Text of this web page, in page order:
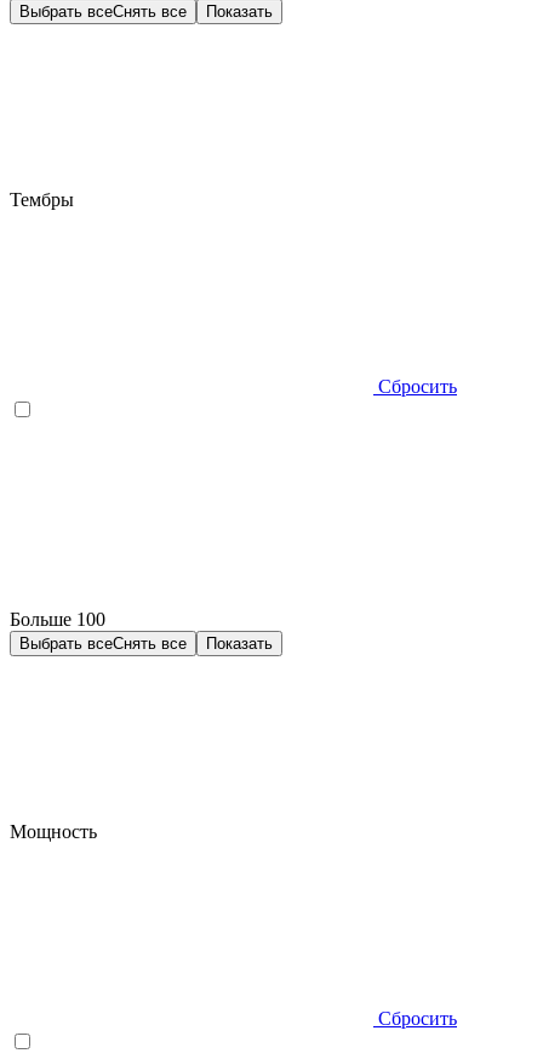
Выбрать всеСнять все Показать
Тембры
Сбросить
Больше 100
Выбрать всеСнять все Показать
Мощность
Сбросить